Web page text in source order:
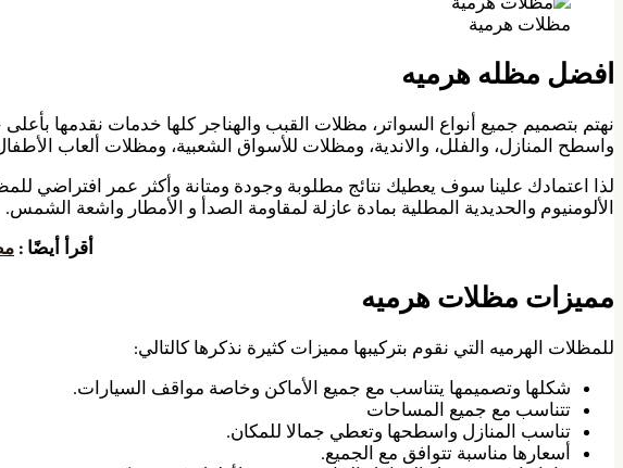
مظلات هرمية
افضل مظله هرميه
نهتم بتصميم جميع أنواع السواتر، مظلات القبب والهناجر كلها خدمات نقدمها
واسطح المنازل، والفلل، والاندية، ومظلات للأسواق الشعبية، ومظلات ألعاب
لذا اعتمادك علينا سوف يعطيك نتائج مطلوبة وجودة ومتانة وأكثر عمر افتراضي
الألومنيوم والحديدية المطلية بمادة عازلة لمقاومة الصدأ و الأمطار واشعة الشمس.
أقرأ أيضًا :
مميزات مظلات هرميه
للمظلات الهرميه التي نقوم بتركيبها مميزات كثيرة نذكرها كالتالي:
شكلها وتصميمها يتناسب مع جميع الأماكن وخاصة مواقف السيارات.
تتناسب مع جميع المساحات
تناسب المنازل واسطحها وتعطي جمالا للمكان.
أسعارها مناسبة تتوافق مع الجميع.